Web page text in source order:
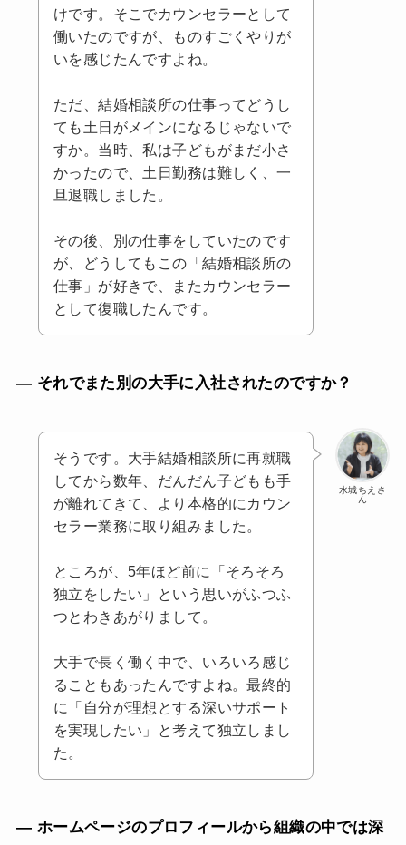
けです。そこでカウンセラーとして
働いたのですが、ものすごくやりが
いを感じたんですよね。
ただ、結婚相談所の仕事ってどうし
ても土日がメインになるじゃないで
すか。当時、私は子どもがまだ小さ
かったので、土日勤務は難しく、一
旦退職しました。
その後、別の仕事をしていたのです
が、どうしてもこの「結婚相談所の
仕事」が好きで、またカウンセラー
として復職したんです。
— それでまた別の大手に入社されたのですか？
水城ちえさ
ん
そうです。大手結婚相談所に再就職
してから数年、だんだん子どもも手
が離れてきて、より本格的にカウン
セラー業務に取り組みました。
ところが、5年ほど前に「そろそろ
独立をしたい」という思いがふつふ
つとわきあがりまして。
大手で長く働く中で、いろいろ感じ
ることもあったんですよね。最終的
に「自分が理想とする深いサポート
を実現したい」と考えて独立しまし
た。
— ホームページのプロフィールから組織の中では深